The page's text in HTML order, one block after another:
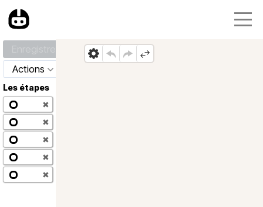
Actions
Les étapes
✖
✖
✖
✖
✖